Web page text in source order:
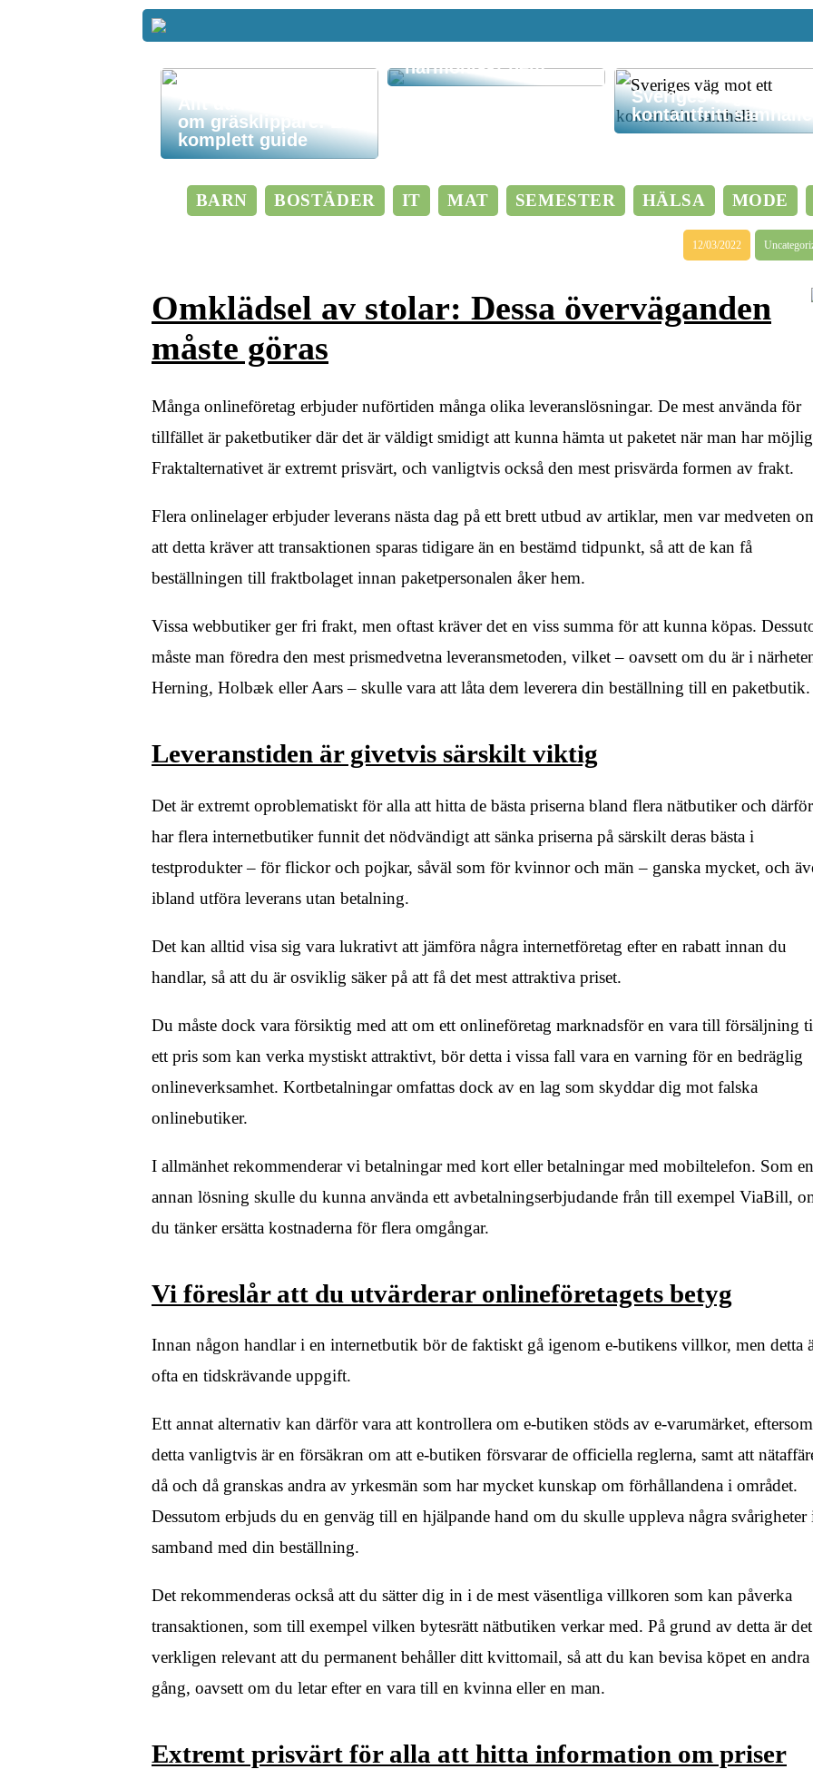
Allt du behöver veta
om gräsklippare: En
komplett guide
Hemstädning –
harmoniskt hem
Sveriges väg mot ett
kontantfritt samhälle
BARN BOSTÄDER IT MAT SEMESTER HÄLSA MODE
12/03/2022
Omklädsel av stolar: Dessa överväganden
måste göras
Många onlineföretag erbjuder nuförtiden många olika leveranslösningar. De mest använda för
tillfället är paketbutiker där det är väldigt smidigt att kunna hämta ut paketet när man har
Fraktalternativet är extremt prisvärt, och vanligtvis också den mest prisvärda formen av frakt.
Flera onlinelager erbjuder leverans nästa dag på ett brett utbud av artiklar, men var medveten
att detta kräver att transaktionen sparas tidigare än en bestämd tidpunkt, så att de kan få
beställningen till fraktbolaget innan paketpersonalen åker hem.
Vissa webbutiker ger fri frakt, men oftast kräver det en viss summa för att kunna köpas.
måste man föredra den mest prismedvetna leveransmetoden, vilket – oavsett om du är i
Herning, Holbæk eller Aars – skulle vara att låta dem leverera din beställning till en paketbutik.
Leveranstiden är givetvis särskilt viktig
Det är extremt oproblematiskt för alla att hitta de bästa priserna bland flera nätbutiker och därför
har flera internetbutiker funnit det nödvändigt att sänka priserna på särskilt deras bästa i
testprodukter – för flickor och pojkar, såväl som för kvinnor och män – ganska mycket, och
ibland utföra leverans utan betalning.
Det kan alltid visa sig vara lukrativt att jämföra några internetföretag efter en rabatt innan du
handlar, så att du är osviklig säker på att få det mest attraktiva priset.
Du måste dock vara försiktig med att om ett onlineföretag marknadsför en vara till försäljning
ett pris som kan verka mystiskt attraktivt, bör detta i vissa fall vara en varning för en bedräglig
onlineverksamhet. Kortbetalningar omfattas dock av en lag som skyddar dig mot falska
onlinebutiker.
I allmänhet rekommenderar vi betalningar med kort eller betalningar med mobiltelefon. Som en
annan lösning skulle du kunna använda ett avbetalningserbjudande från till exempel ViaBill,
du tänker ersätta kostnaderna för flera omgångar.
Vi föreslår att du utvärderar onlineföretagets betyg
Innan någon handlar i en internetbutik bör de faktiskt gå igenom e-butikens villkor, men detta
ofta en tidskrävande uppgift.
Ett annat alternativ kan därför vara att kontrollera om e-butiken stöds av e-varumärket, eftersom
detta vanligtvis är en försäkran om att e-butiken försvarar de officiella reglerna, samt att
då och då granskas andra av yrkesmän som har mycket kunskap om förhållandena i området.
Dessutom erbjuds du en genväg till en hjälpande hand om du skulle uppleva några svårigheter
samband med din beställning.
Det rekommenderas också att du sätter dig in i de mest väsentliga villkoren som kan påverka
transaktionen, som till exempel vilken bytesrätt nätbutiken verkar med. På grund av detta är det
verkligen relevant att du permanent behåller ditt kvittomail, så att du kan bevisa köpet en andra
gång, oavsett om du letar efter en vara till en kvinna eller en man.
Extremt prisvärt för alla att hitta information om priser